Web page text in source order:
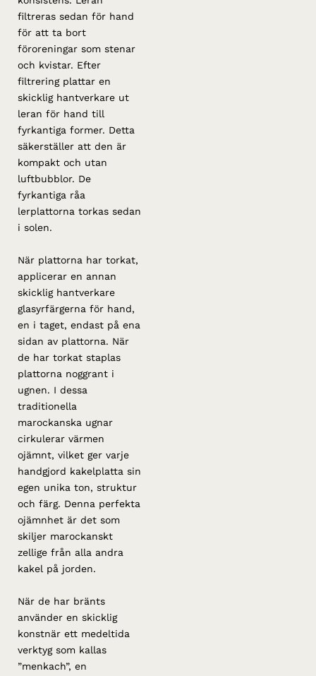
filtreras sedan för hand
för att ta bort
föroreningar som stenar
och kvistar. Efter
filtrering plattar en
skicklig hantverkare ut
leran för hand till
fyrkantiga former. Detta
säkerställer att den är
kompakt och utan
luftbubblor. De
fyrkantiga råa
lerplattorna torkas sedan
i solen.
När plattorna har torkat,
applicerar en annan
skicklig hantverkare
glasyrfärgerna för hand,
en i taget, endast på ena
sidan av plattorna. När
de har torkat staplas
plattorna noggrant i
ugnen. I dessa
traditionella
marockanska ugnar
cirkulerar värmen
ojämnt, vilket ger varje
handgjord kakelplatta sin
egen unika ton, struktur
och färg. Denna perfekta
ojämnhet är det som
skiljer marockanskt
zellige från alla andra
kakel på jorden.
När de har bränts
använder en skicklig
konstnär ett medeltida
verktyg som kallas
”menkach”, en